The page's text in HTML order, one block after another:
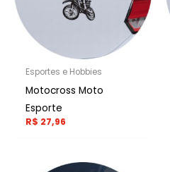
Esportes e Hobbies
Motocross Moto
Esporte
R$ 27,96